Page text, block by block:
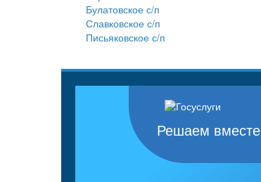
Булатовское с/п
Славковское с/п
Письяковское с/п
Решаем вместе